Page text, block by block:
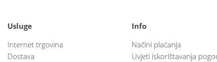
Usluge
Internet trgovina
Dostava
Info
Načini plaćanja
Uvjeti iskorištavanja